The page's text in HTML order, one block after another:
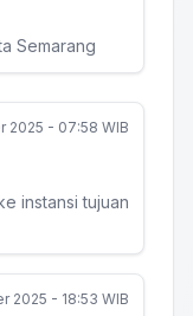
Semarang
2025 - 07:58 WIB
instansi tujuan
2025 - 18:53 WIB